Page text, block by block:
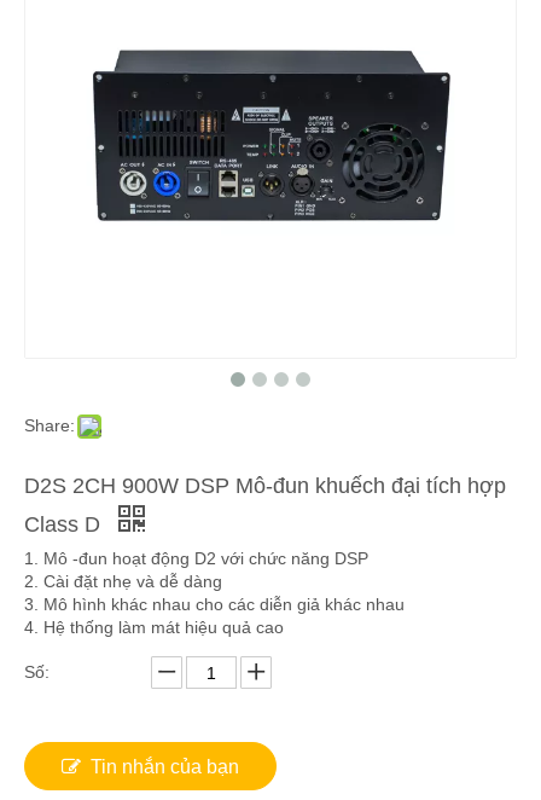
Share:
D2S 2CH 900W DSP Mô-đun khuếch đại tích hợp
Class D
1. Mô -đun hoạt động D2 với chức năng DSP
2. Cài đặt nhẹ và dễ dàng
3. Mô hình khác nhau cho các diễn giả khác nhau
4. Hệ thống làm mát hiệu quả cao
Số:
Tin nhắn của bạn